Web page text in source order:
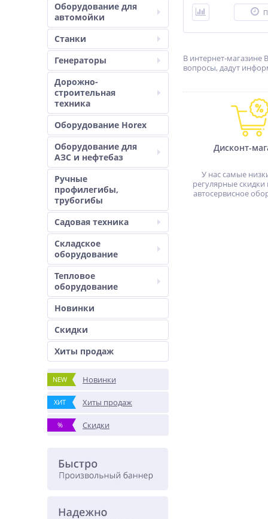
Оборудование для
автомойки
Станки
Генераторы
Дорожно-
строительная
техника
Оборудование Horex
Оборудование для
АЗС и нефтебаз
Ручные
профилегибы,
трубогибы
Садовая техника
Складское
оборудование
Тепловое
оборудование
Новинки
Скидки
Хиты продаж
NEW Новинки
ХИТ Хиты продаж
% Скидки
В интернет-магазине
вопросы, дадут
Дисконт-
У нас самые
регулярные скидки
автосервисное